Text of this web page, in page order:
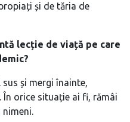
și de tăria de
lecție de viață pe care
și mergi înainte,
orice situație ai fi, rămâi